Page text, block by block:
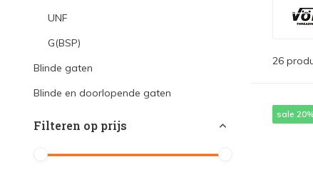
UNF
G(BSP)
Blinde gaten
Blinde en doorlopende gaten
Filteren op prijs
26
sale 20%